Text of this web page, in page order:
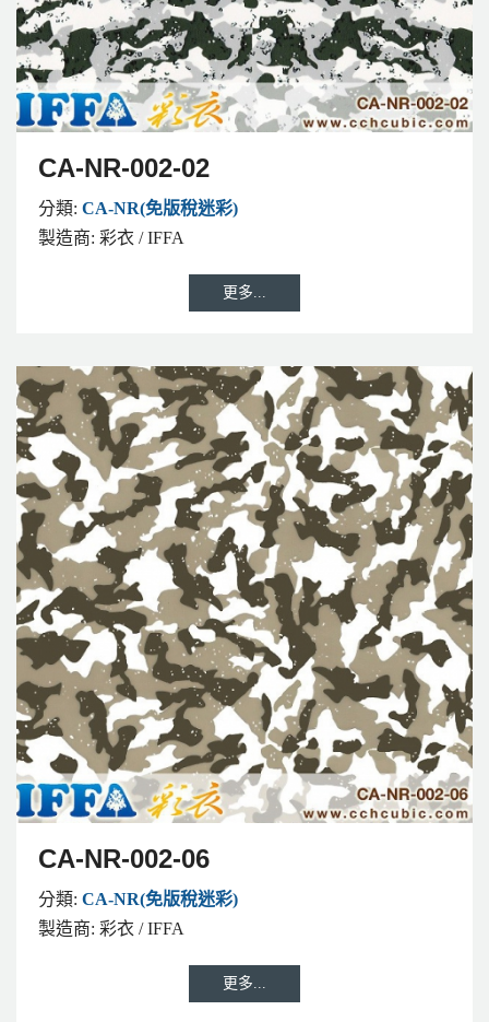
CA-NR-002-02
分類: CA-NR(免版稅迷彩)
製造商: 彩衣 / IFFA
更多...
CA-NR-002-06
分類: CA-NR(免版稅迷彩)
製造商: 彩衣 / IFFA
更多...